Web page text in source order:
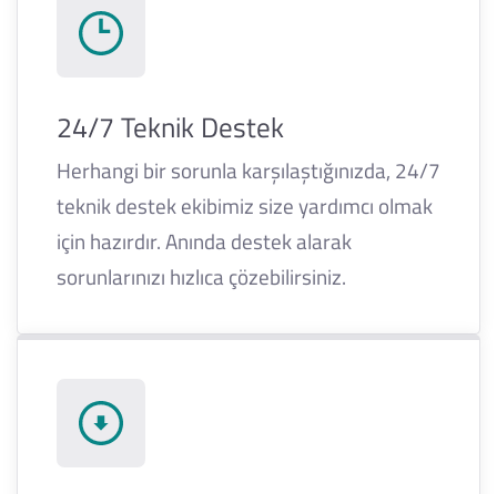
24/7 Teknik Destek
Herhangi bir sorunla karşılaştığınızda, 24/7
teknik destek ekibimiz size yardımcı olmak
için hazırdır. Anında destek alarak
sorunlarınızı hızlıca çözebilirsiniz.